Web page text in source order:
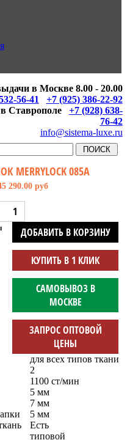
в Москве 8.00 - 20.00
56-41
+7 (925) 386-22-92
Ставрополе
+7 (928) 638-
76-42
info@sistema-luxe.ru
MERRYLOCK 085A
290.00 руб
ДОБАВИТЬ В КОРЗИНУ
КУПИТЬ В 1 КЛИК
САМОВЫВОЗ В
МОСКВЕ
ЗАПРОС ОПТОВОЙ
ЦЕНЫ
для всех типов ткани
2
1100 ст/мин
5 мм
7 мм
5 мм
Есть
типовой